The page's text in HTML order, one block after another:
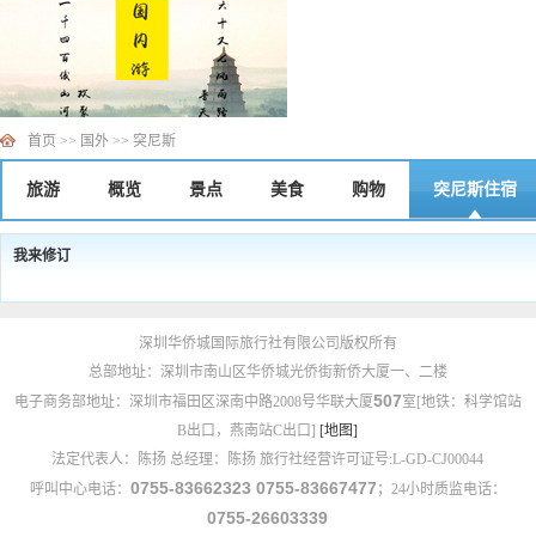
首页 >> 国外 >> 突尼斯
旅游 概览 景点 美食 购物 突尼斯住宿
我来修订
深圳华侨城国际旅行社有限公司版权所有
总部地址：深圳市南山区华侨城光侨街新侨大厦一、二楼
电子商务部地址：深圳市福田区深南中路2008号华联大厦507室[地铁：科学馆站
B出口，燕南站C出口] [地图]
法定代表人：陈扬 总经理：陈扬 旅行社经营许可证号:L-GD-CJ00044
呼叫中心电话： 0755-83662323 0755-83667477 ；24小时质监电话：
0755-26603339